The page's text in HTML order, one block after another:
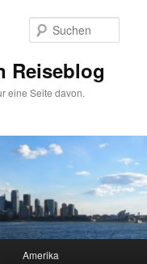
Reiseblog
eine Seite davon.
Amerika